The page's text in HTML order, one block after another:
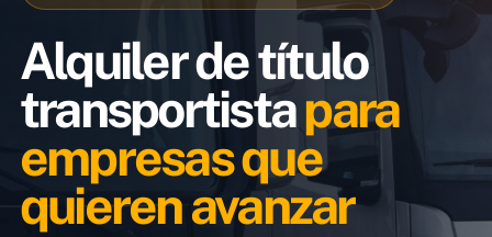
Noticias
Contacto
Alquiler de título
transportistapara
empresas que
quieren avanzar